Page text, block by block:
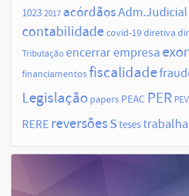
10232017 acórdãosAdm.Judicial
contabilidade covid-19diretiva
Tributaçãoencerrar empresa
financiamentosfiscalidade
Legislação papers PEAC PER
RERE reversõessteses